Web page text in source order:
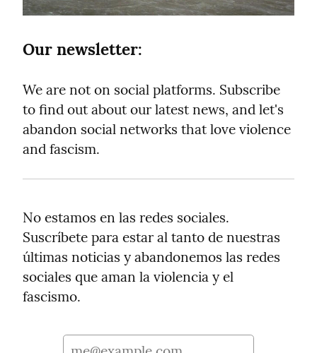
Our newsletter:
We are not on social platforms. Subscribe
to find out about our latest news, and let's
abandon social networks that love violence
and fascism.
No estamos en las redes sociales.
Suscríbete para estar al tanto de nuestras
últimas noticias y abandonemos las redes
sociales que aman la violencia y el
fascismo.